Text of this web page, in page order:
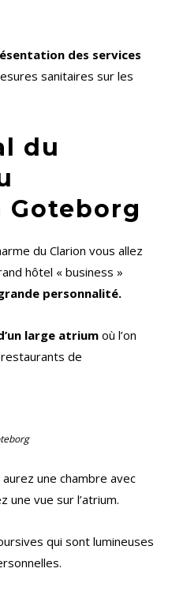
des services
sanitaires sur les
du
Goteborg
du Clarion vous allez
hôtel « business »
personnalité.
large atriumoù l’on
de
une chambre avec
une vue sur l’atrium.
qui sont lumineuses